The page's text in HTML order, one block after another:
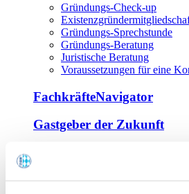
Gründungs-Check-up
Gründungs-Sprechstunde
Gründungs-Beratung
Juristische Beratung
Voraussetzungen für eine
FachkräfteNavigator
Gastgeber der Zukunft